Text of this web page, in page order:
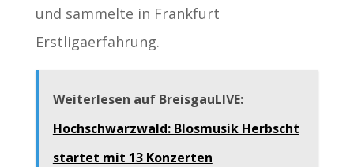
und sammelte in Frankfurt
Erstligaerfahrung.
Weiterlesen auf BreisgauLIVE:
Hochschwarzwald: Blosmusik Herbscht
startet mit 13 Konzerten